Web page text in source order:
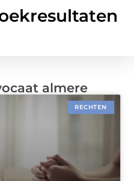
almere
RECHTEN